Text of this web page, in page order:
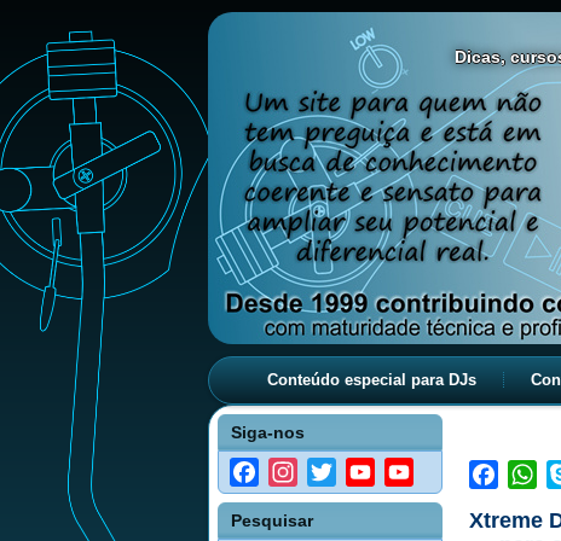
Dicas,
Conteúdo especial para DJs
Siga-nos
FacebookInstagramTwitterYouTubeYouTube
Channel
Pesquisar
Xtreme